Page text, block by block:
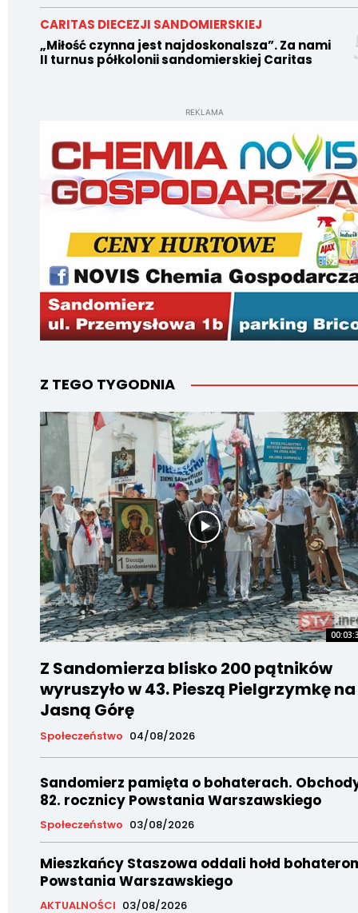
CARITAS DIECEZJI SANDOMIERSKIEJ
„Miłość czynna jest najdoskonalsza”. Za nami
II turnus półkolonii sandomierskiej Caritas
REKLAMA
Z TEGO TYGODNIA
Z Sandomierza blisko 200 pątników
wyruszyło w 43. Pieszą Pielgrzymkę na
Jasną Górę
Społeczeństwo 04/08/2026
Sandomierz pamięta o bohaterach.
82. rocznicy Powstania Warszawskiego
Społeczeństwo 03/08/2026
Mieszkańcy Staszowa oddali hołd
Powstania Warszawskiego
AKTUALNOŚCI 03/08/2026